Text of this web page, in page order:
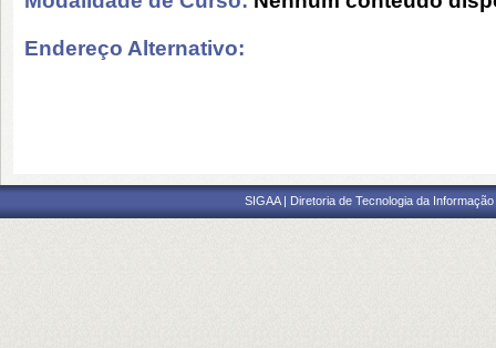
Endereço Alternativo:
SIGAA | Diretoria de Tecnologia da